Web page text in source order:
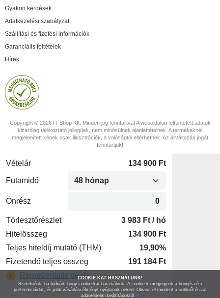
Gyakori kérdések
Adatkezelési szabályzat
Szállítási és fizetési információk
Garanciális feltételek
Hírek
Copyright © 2026 IT Shop Kft. Minden jog fenntartva! A weboldalon feltüntetett adatok
kizárólag tájékoztató jellegűek, nem minősülnek ajánlattételnek. A termékeknél
megjelenített képek csak illusztrációk, a valóságtól eltérhetnek. Az árváltozás jogát
fenntartjuk!
COOKIE-KAT HASZNÁLUNK!
Szeretnénk, ha tudnád, hogy cookie-kat használunk. A cookie-k megjegyzik a böngészési
preferenciáidat, és jobb vásárlási élményt nyújtanak neked. Olvass el mindent a sütikről és az
adatvédelmi beállításokról itt